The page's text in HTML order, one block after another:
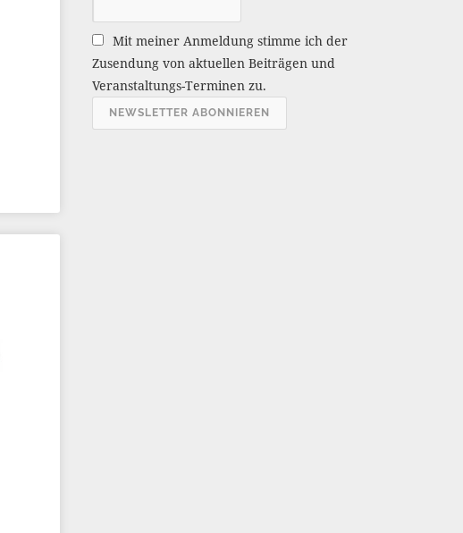
r
c
h
i
Mit meiner Anmeldung stimme ich der
Zusendung von aktuellen Beiträgen und
Veranstaltungs-Terminen zu.